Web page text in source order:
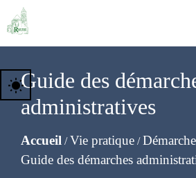
Guide des
administratives
Accueil /Vie pratique /
Guide des démarches
wb_sunny